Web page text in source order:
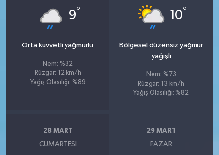
9°
Orta kuvvetli yağmurlu
Nem: %82
Rüzgar: 12 km/h
Yağış Olasılığı: %89
10°
Bölgesel düzensiz yağmur
yağışlı
Nem: %73
Rüzgar: 13 km/h
Yağış Olasılığı: %82
28 MART
CUMARTESI
29 MART
PAZAR